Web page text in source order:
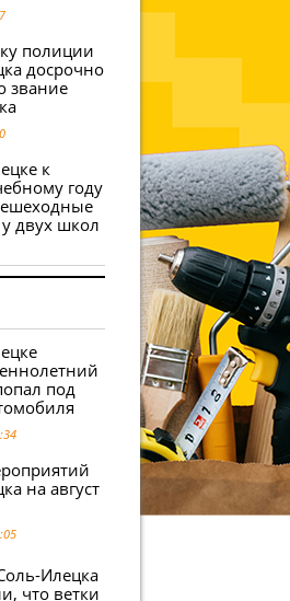
полиции
досрочно
звание
к
году
двух школ
под
на август
Илецка
что ветки